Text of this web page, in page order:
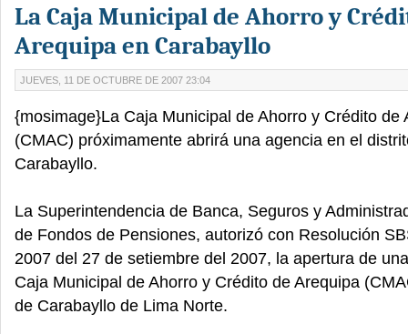
La Caja Municipal de Ahorro y
Arequipa en Carabayllo
JUEVES, 11 DE OCTUBRE DE 2007 23:04
{mosimage}La Caja Municipal de Ahorro y Crédito de
(CMAC) próximamente abrirá una agencia en el
Carabayllo.
La Superintendencia de Banca, Seguros y
de Fondos de Pensiones, autorizó con Resolución
2007 del 27 de setiembre del 2007, la apertura de
Caja Municipal de Ahorro y Crédito de Arequipa
de Carabayllo de Lima Norte.